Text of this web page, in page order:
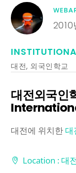
2010
대전, 외국인학교
대전외국
대전에 위치한대
Location : 대